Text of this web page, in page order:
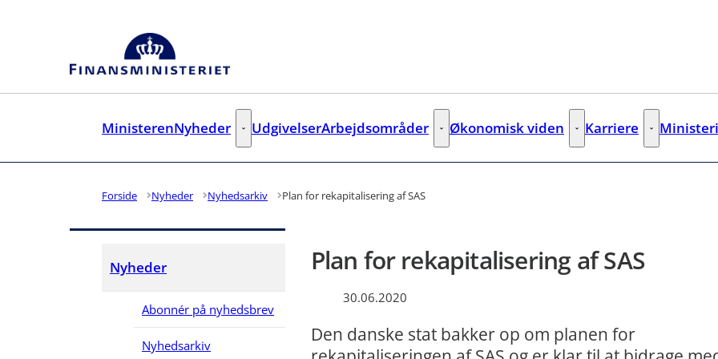
MinisterenNyheder Nyheder - Flere links
UdgivelserArbejdsområder Arbejdsområder - Flere links
Økonomisk viden Økonomisk viden - Flere links
Karriere Karriere -
Forside Nyheder Nyhedsarkiv Plan for rekapitalisering af SAS
Nyheder
Abonnér på nyhedsbrev
Nyhedsarkiv
Plan for rekapitalisering af SAS
30.06.2020
Den danske stat bakker op om planen for